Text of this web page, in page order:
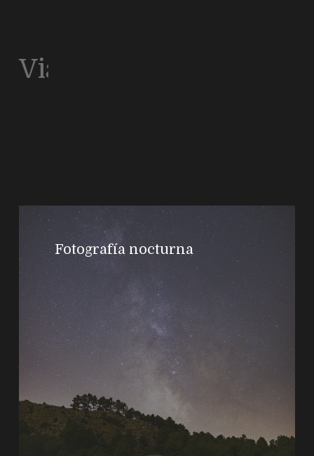
Viajes
Fotografía nocturna